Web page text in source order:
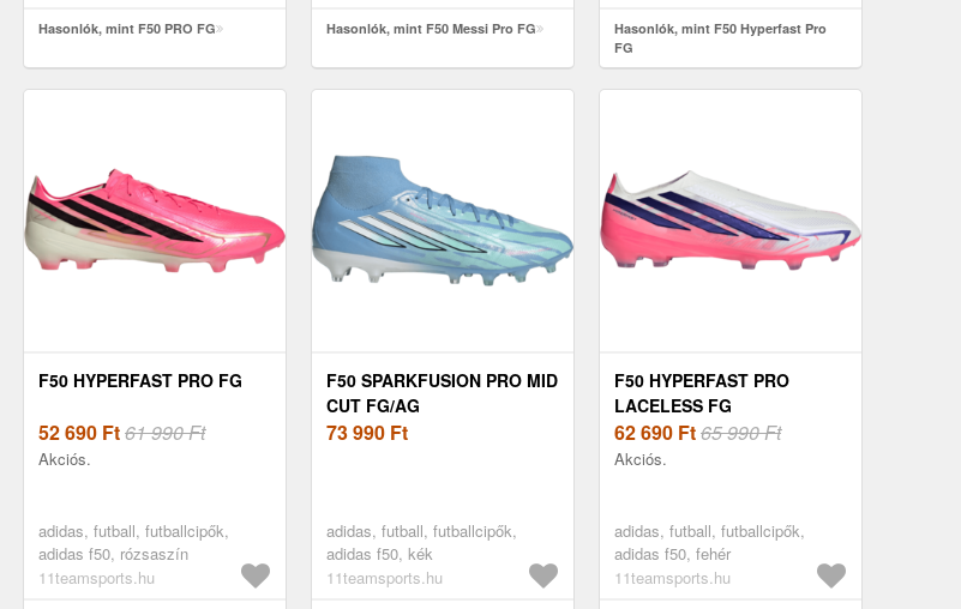
Hasonlók, mint F50 PRO FG Hasonlók, mint F50 Messi Pro FG
Hasonlók, mint F50 Hyperfast Pro
FG
F50 HYPERFAST PRO FG
52 690 Ft61 990 Ft
Akciós.
adidas, futball, futballcipők,
adidas f50, rózsaszín
11teamsports.hu
F50 SPARKFUSION PRO MID
CUT FG/AG
73 990 Ft
adidas, futball, futballcipők,
adidas f50, kék
11teamsports.hu
F50 HYPERFAST PRO
LACELESS FG
62 690 Ft65 990 Ft
Akciós.
adidas, futball, futballcipők,
adidas f50, fehér
11teamsports.hu